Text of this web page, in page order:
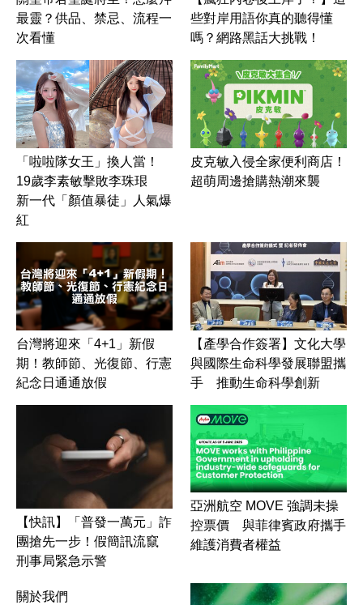
最靈？供品、禁忌、流程一
次看懂
些對岸用語你真的聽得懂
嗎？網路黑話大挑戰！
「啦啦隊女王」換人當！
19歲李素敏擊敗李珠珢
新一代「顏值暴徒」人氣爆
紅
皮克敏入侵全家便利商店！
超萌周邊搶購熱潮來襲
台灣將迎來「4+1」新假
期！教師節、光復節、行憲
紀念日通通放假
【產學合作簽署】文化大學
與國際生命科學發展聯盟攜
手 推動生命科學創新
【快訊】「普發一萬元」詐
團搶先一步！假簡訊流竄
刑事局緊急示警
亞洲航空 MOVE 強調未操
控票價 與菲律賓政府攜手
維護消費者權益
關於我們